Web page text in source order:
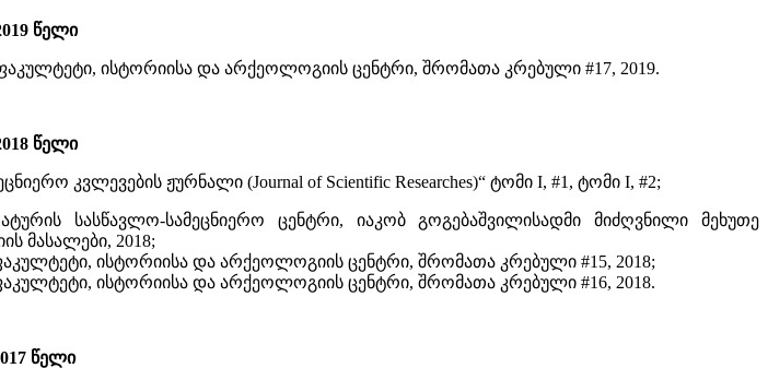
წელი
ისტორიისა და არქეოლოგიის ცენტრი, შრომათა კრებული #17, 2019.
წელი
კვლევების ჟურნალი (Journal of Scientific Researches)“ ტომი I, #1, ტომი I, #2;
სასწავლო-სამეცნიერო ცენტრი, იაკობ გოგებაშვილისადმი მიძღვნილი მეხუთე
მასალები, 2018;
ისტორიისა და არქეოლოგიის ცენტრი, შრომათა კრებული #15, 2018;
ისტორიისა და არქეოლოგიის ცენტრი, შრომათა კრებული #16, 2018.
წელი